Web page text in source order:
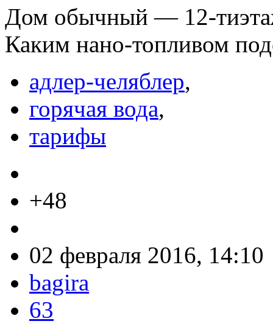
Дом обычный — 12-
Каким нано-топливом
адлер-челяблер,
горячая вода,
тарифы
+48
02 февраля 2016, 14:10
bagira
63